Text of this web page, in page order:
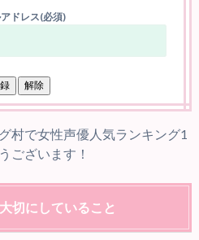
アドレス(必須)
村で女性声優人気ランキング1
ございます！
切にしていること